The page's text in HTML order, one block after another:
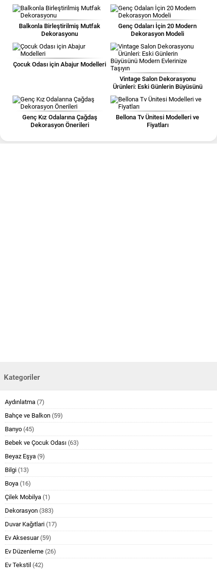
Balkonla Birleştirilmiş Mutfak
Dekorasyonu
Genç Odaları İçin 20 Modern
Dekorasyon Modeli
Çocuk Odası için Abajur Modelleri
Vintage Salon Dekorasyonu
Ürünleri: Eski Günlerin Büyüsünü
Modern Evlerinize Taşıyın
Genç Kız Odalarına Çağdaş
Dekorasyon Önerileri
Bellona Tv Ünitesi Modelleri ve
Fiyatları
Kategoriler
Aydınlatma (7)
Bahçe ve Balkon (59)
Banyo (45)
Bebek ve Çocuk Odası (63)
Beyaz Eşya (9)
Bilgi (13)
Boya (16)
Çilek Mobilya (1)
Dekorasyon (383)
Duvar Kağıtlari (17)
Ev Aksesuar(59)
Ev Düzenleme (26)
Ev Tekstil (42)